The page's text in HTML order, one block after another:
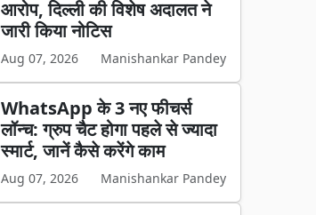
आरोप, दिल्ली की विशेष अदालत ने
जारी किया नोटिस
Aug 07, 2026 Manishankar Pandey
WhatsApp के 3 नए फीचर्स
लॉन्च: ग्रुप चैट होगा पहले से ज्यादा
स्मार्ट, जानें कैसे करेंगे काम
Aug 07, 2026 Manishankar Pandey